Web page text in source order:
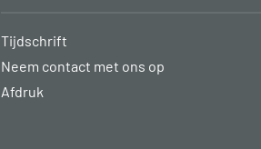
Tijdschrift
Neem contact met ons op
Afdruk